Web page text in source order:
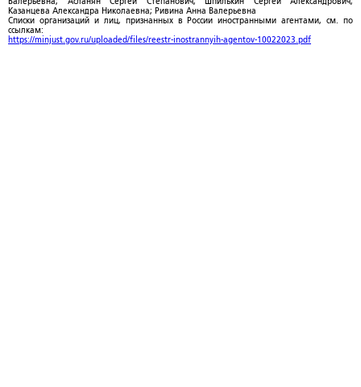
Казанцева Александра Николаевна; Ривина Анна Валерьевна
Списки организаций и лиц, признанных в России иностранными агентами, см. по
ссылкам:
https://minjust.gov.ru/uploaded/files/reestr-inostrannyih-agentov-10022023.pdf